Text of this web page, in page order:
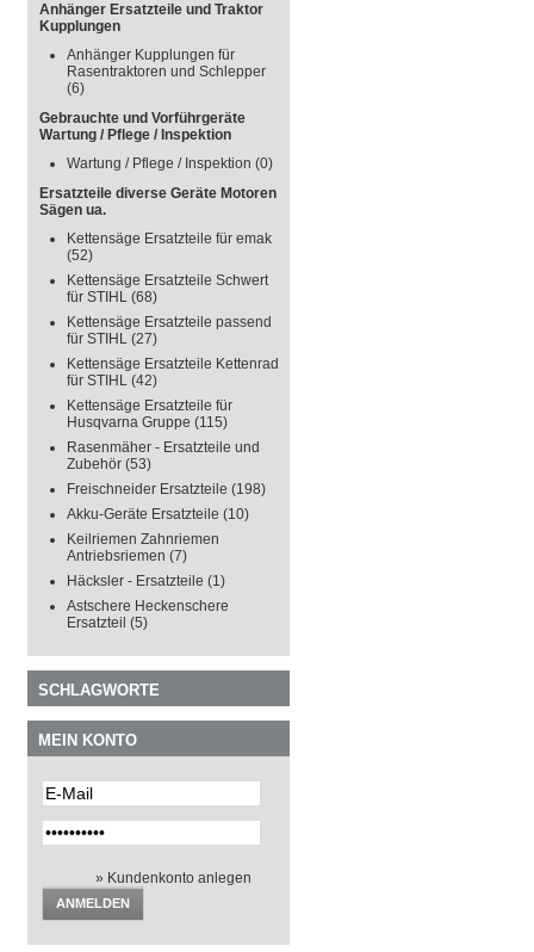
Anhänger Ersatzteile und Traktor
Kupplungen
Anhänger Kupplungen für
Rasentraktoren und Schlepper
(6)
Gebrauchte und Vorführgeräte
Wartung / Pflege / Inspektion
Wartung / Pflege / Inspektion (0)
Ersatzteile diverse Geräte Motoren
Sägen ua.
Kettensäge Ersatzteile für emak
(52)
Kettensäge Ersatzteile Schwert
für STIHL (68)
Kettensäge Ersatzteile passend
für STIHL (27)
Kettensäge Ersatzteile Kettenrad
für STIHL (42)
Kettensäge Ersatzteile für
Husqvarna Gruppe (115)
Rasenmäher - Ersatzteile und
Zubehör (53)
Freischneider Ersatzteile (198)
Akku-Geräte Ersatzteile (10)
Keilriemen Zahnriemen
Antriebsriemen (7)
Häcksler - Ersatzteile (1)
Astschere Heckenschere
Ersatzteil (5)
SCHLAGWORTE
MEIN KONTO
» Kundenkonto anlegen
ANMELDEN